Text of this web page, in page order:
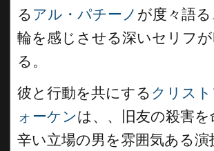
る アル・パチーノ が度々語
輪を感じさせる深いセリフ
る。
彼と行動を共にする クリス
ォーケンは、、旧友の殺害
辛い立場の男を雰囲気ある演